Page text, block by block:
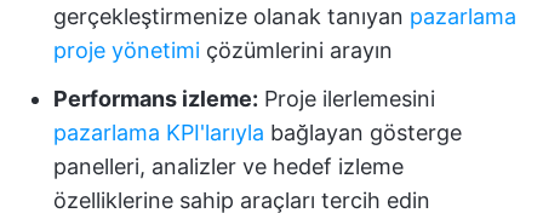
gerçekleştirmenize olanak tanıyan pazarlama
proje yönetimi çözümlerini arayın
Performans izleme: Proje ilerlemesini
pazarlama KPI'larıyla bağlayan gösterge
panelleri, analizler ve hedef izleme
özelliklerine sahip araçları tercih edin